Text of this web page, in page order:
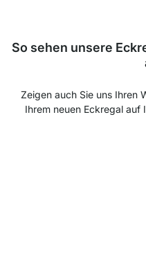
So sehen unsere
Zeigen auch Sie uns Ihren
Ihrem neuen Eckregal auf